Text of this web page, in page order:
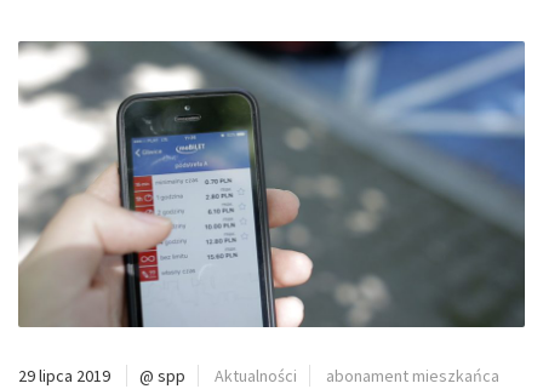
29 lipca 2019 @ spp Aktualności
abonament mieszkańca